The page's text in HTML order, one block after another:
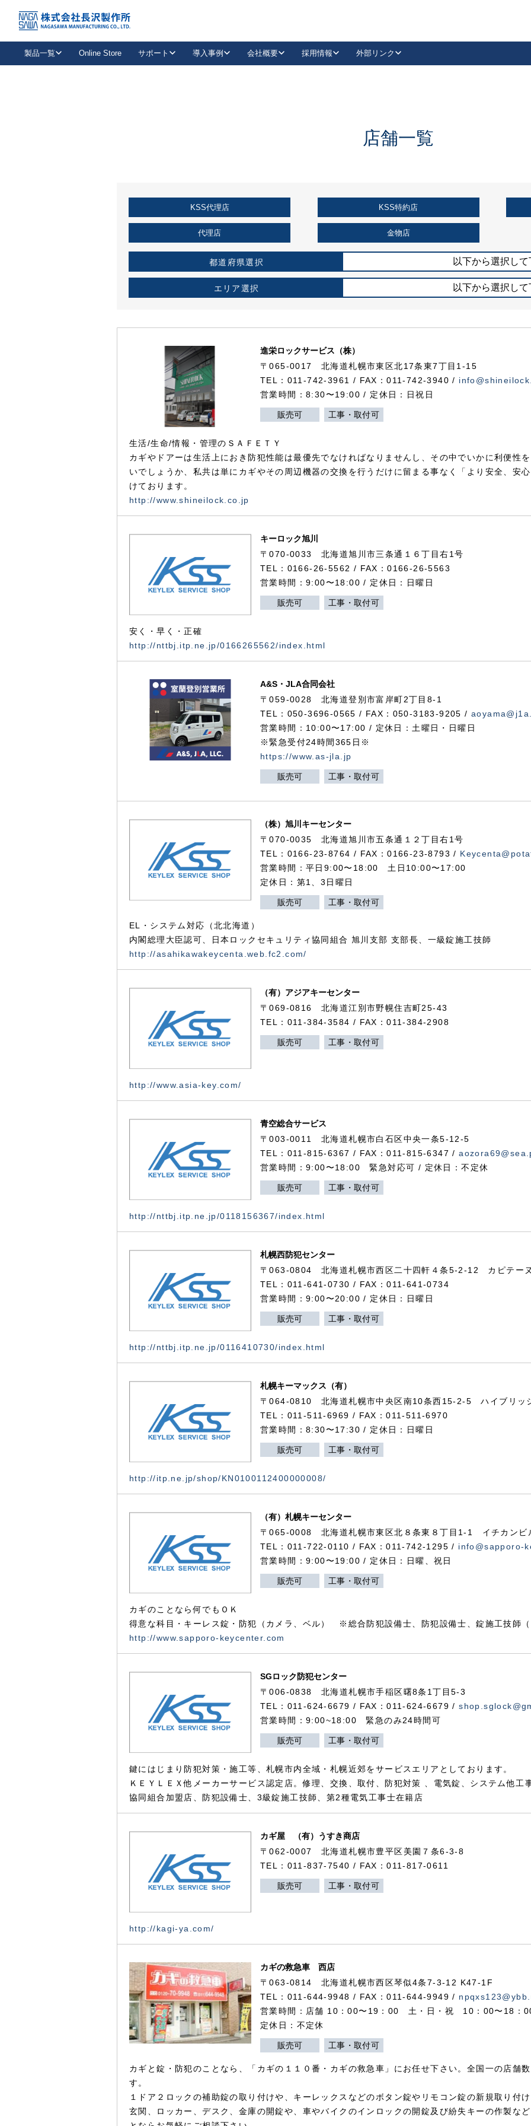
製品一覧
抗ウイルス・抗菌製品
キーレックスを品番からお探しいただけます。
Online Store サポート
取扱店情報
お役立ち情報
導入事例
企業様採用事例
会社概要 採用情報 外部リンク
LinkedIn
KSS加盟店・取扱店情報
店舗一覧
店舗一覧
KSS代理店 KSS特約店
代理店 金物店
都道府県選択 以下から選択し
エリア選択 以下から選択し
進栄ロックサービス（株）
〒065-0017 北海道札幌市東区北17条東7丁目1-15
TEL：011-742-3961 / FAX：011-742-3940 /
営業時間：8:30〜19:00 / 定休日：日祝日
販売可 工事・取付可
生活/生命/情報・管理のＳＡＦＥＴＹ
カギやドアーは生活上におき防犯性能は最優先でなければなりませんし、その中でいかに利便性
いでしょうか、私共は単にカギやその周辺機器の交換を行うだけに留まる事なく「より安全、安
けております。
http://www.shineilock.co.jp
キーロック旭川
〒070-0033 北海道旭川市三条通１６丁目右1号
TEL：0166-26-5562 / FAX：0166-26-5563
営業時間：9:00〜18:00 / 定休日：日曜日
販売可 工事・取付可
安く・早く・正確
http://nttbj.itp.ne.jp/0166265562/index.html
A&S・JLA合同会社
〒059-0028北海道登別市富岸町2丁目 8-1
TEL：050-3696-0565 / FAX：050-3183-9205 /
営業時間：10:00〜17:00 / 定休日：土曜日・日曜日
※緊急受付24時間365日※
https://www.as-jla.jp
販売可 工事・取付可
（株）旭川キーセンター
〒070-0035 北海道旭川市五条通１２丁目右1号
TEL：0166-23-8764 / FAX：0166-23-8793 /
営業時間：平日9:00〜18:00 土日10:00〜17:00
定休日：第1、3日曜日
販売可 工事・取付可
EL・システム対応（北北海道）
内閣総理大臣認可、日本ロックセキュリティ協同組合 旭川支部 支部長、一級錠施工技師
http://asahikawakeycenta.web.fc2.com/
（有）アジアキーセンター
〒069-0816 北海道江別市野幌住吉町25-43
TEL：011-384-3584 / FAX：011-384-2908
販売可 工事・取付可
http://www.asia-key.com/
青空総合サービス
〒003-0011 北海道札幌市白石区中央一条5-12-5
TEL：011-815-6367 / FAX：011-815-6347 /
営業時間：9:00〜18:00 緊急対応可 / 定休日：不定休
販売可 工事・取付可
http://nttbj.itp.ne.jp/0118156367/index.html
札幌西防犯センター
〒063-0804 北海道札幌市西区二十四軒４条5-2-12 カピテー
TEL：011-641-0730 / FAX：011-641-0734
営業時間：9:00〜20:00 / 定休日：日曜日
販売可 工事・取付可
http://nttbj.itp.ne.jp/0116410730/index.html
札幌キーマックス（有）
〒064-0810 北海道札幌市中央区南10条西15-2-5 ハイブリッ
TEL：011-511-6969 / FAX：011-511-6970
営業時間：8:30〜17:30 / 定休日：日曜日
販売可 工事・取付可
http://itp.ne.jp/shop/KN0100112400000008/
（有）札幌キーセンター
〒065-0008 北海道札幌市東区北８条東８丁目1-1 イチカンビ
TEL：011-722-0110 / FAX：011-742-1295 / info@sapporo-
営業時間：9:00〜19:00 / 定休日：日曜、祝日
販売可 工事・取付可
カギのことなら何でもＯＫ
得意な科目・キーレス錠・防犯（カメラ、ベル） ※総合防犯設備士、防犯設備士、錠施工技師
http://www.sapporo-keycenter.com
SGロック防犯センター
〒006-0838 北海道札幌市手稲区曙8条1丁目5-3
TEL：011-624-6679 / FAX：011-624-6679 /
営業時間：9:00~18:00 緊急のみ24時間可
販売可 工事・取付可
鍵にはじまり防犯対策・施工等、札幌市内全域・札幌近郊をサービスエリアとしております。
ＫＥＹＬＥＸ他メーカーサービス認定店。修理、交換、取付、防犯対策 、電気錠、システム他工
協同組合加盟店、防犯設備士、3級錠施工技師、第2種電気工事士在籍店
カギ屋 （有）うすき商店
〒062-0007 北海道札幌市豊平区美園７条6-3-8
TEL：011-837-7540 / FAX：011-817-0611
販売可 工事・取付可
http://kagi-ya.com/
カギの救急車 西店
〒063-0814 北海道札幌市西区琴似4条7-3-12 K47-1F
TEL：011-644-9948 / FAX：011-644-9949 /
営業時間：店舗 10：00〜19：00 土・日・祝 10：00〜18：
定休日：不定休
販売可 工事・取付可
カギと錠・防犯のことなら、「カギの１１０番・カギの救急車」にお任せ下さい。全国一の店舗
す。
１ドア２ロックの補助錠の取り付けや、キーレックスなどのボタン錠やリモコン錠の新規取り付
玄関、ロッカー、デスク、金庫の開錠や、車やバイクのインロックの開錠及び紛失キーの作製な